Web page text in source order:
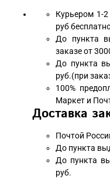
Курьером 1-
руб
До пункта
заказе от
До пункта
руб.(при
100%
Маркет и
Доставка
Почтой
До пункта
До пункта
руб.